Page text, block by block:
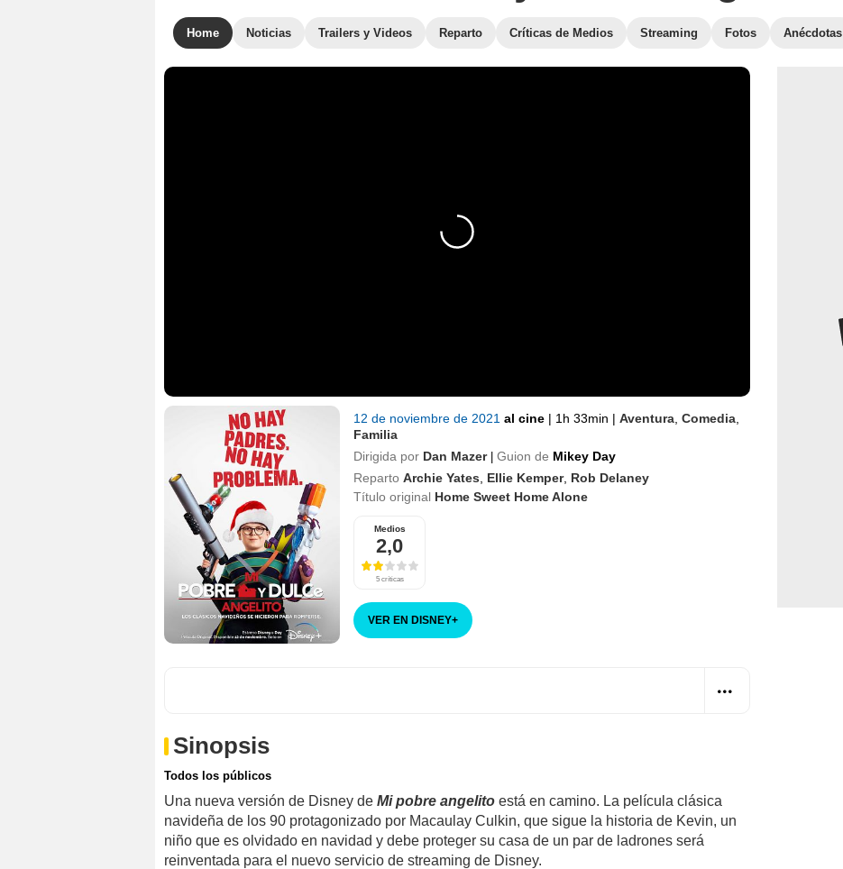
Home Noticias Trailers y Videos Reparto Críticas de Medios Streaming Fotos Anécdotas
12 de noviembre de 2021 al cine | 1h 33min | Aventura Comedia
Familia
Dirigida por Dan Mazer | Guion de Mikey Day
Reparto Archie Yates Ellie Kemper, Rob Delaney
Título original Home Sweet Home Alone
Medios
2,0
5 críticas
VER EN DISNEY+
Sinopsis
Todos los públicos
Una nueva versión de Disney de Mi pobre angelito está en camino. La película clásica
navideña de los 90 protagonizado por Macaulay Culkin, que sigue la historia de Kevin, un
niño que es olvidado en navidad y debe proteger su casa de un par de ladrones será
reinventada para el nuevo servicio de streaming de Disney.